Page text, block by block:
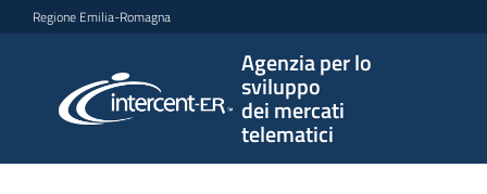
Vai al contenuto
Vai alla navigazione
Vai al footer
Regione Emilia-Romagna
Agenzia per lo
sviluppo
dei mercati
telematici
per lo
sviluppo